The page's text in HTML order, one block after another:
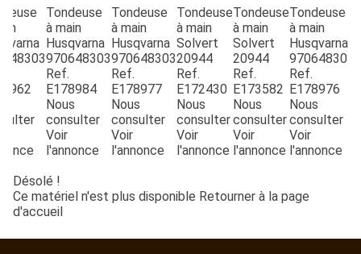
PIECES DETACHEES
CONTACT
Tondeuse
à main
Husqvarna
970648303
Ref.
E178984
Nous
consulter
Voir
l'annonce
Tondeuse
à main
Husqvarna
970648303
Ref.
E178977
Nous
consulter
Voir
l'annonce
Tondeuse
à main
Solvert
20944
Ref.
E172430
Nous
consulter
Voir
l'annonce
Tondeuse
à main
Solvert
20944
Ref.
E173582
Nous
consulter
Voir
l'annonce
Tondeuse
à main
Husqvarna
970648303
Ref.
E178976
Nous
consulter
Voir
l'annonce
Désolé !
Ce matériel n'est plus disponible Retourner à la page
d'accueil